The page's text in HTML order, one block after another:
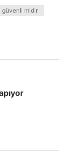
güvenli midir